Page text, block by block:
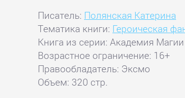
Писатель: Полянская Катерина
Тематика книги: Героическая
Книга из серии: Академия Магии
Возрастное ограничение: 16+
Правообладатель: Эксмо
Объем: 320 стр.